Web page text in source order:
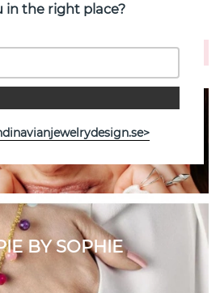
Maanesten
Köp
P
BY SOPHIE
in the right place?